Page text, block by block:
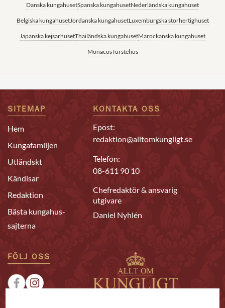
Danska kungahusetSpanska kungahusetNederländska kungahuset
Belgiska kungahusetJordanska kungahusetLuxemburgska storhertighuset
Japanska kejsarhusetThailändska kungahusetMarockanska kungahuset
Monacos furstehus
SITEMAP
Hem
Kungafamiljen
Utländskt
Kändisar
Redaktion
Bästa kungahus-
sajterna
KONTAKTA OSS
Epost:
redaktion@alltomkungligt.se
Telefon:
08-611 90 10
Chefredaktör & ansvarig
utgivare
Daniel Nyhlén
FÖLJ OSS